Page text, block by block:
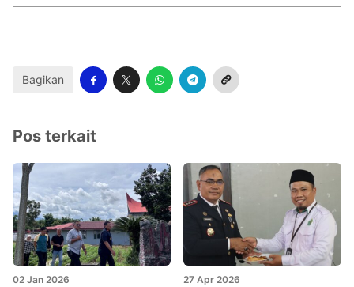
Bagikan
Pos terkait
02 Jan 2026 27 Apr 2026